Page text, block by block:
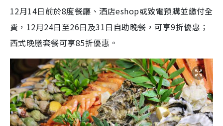
12月14日前於8度餐廳、酒店eshop或致電預購並繳付全
費， 12月24日至26日及31日自助晚餐，可享9折優惠；
西式晚膳套餐可享85折優惠。